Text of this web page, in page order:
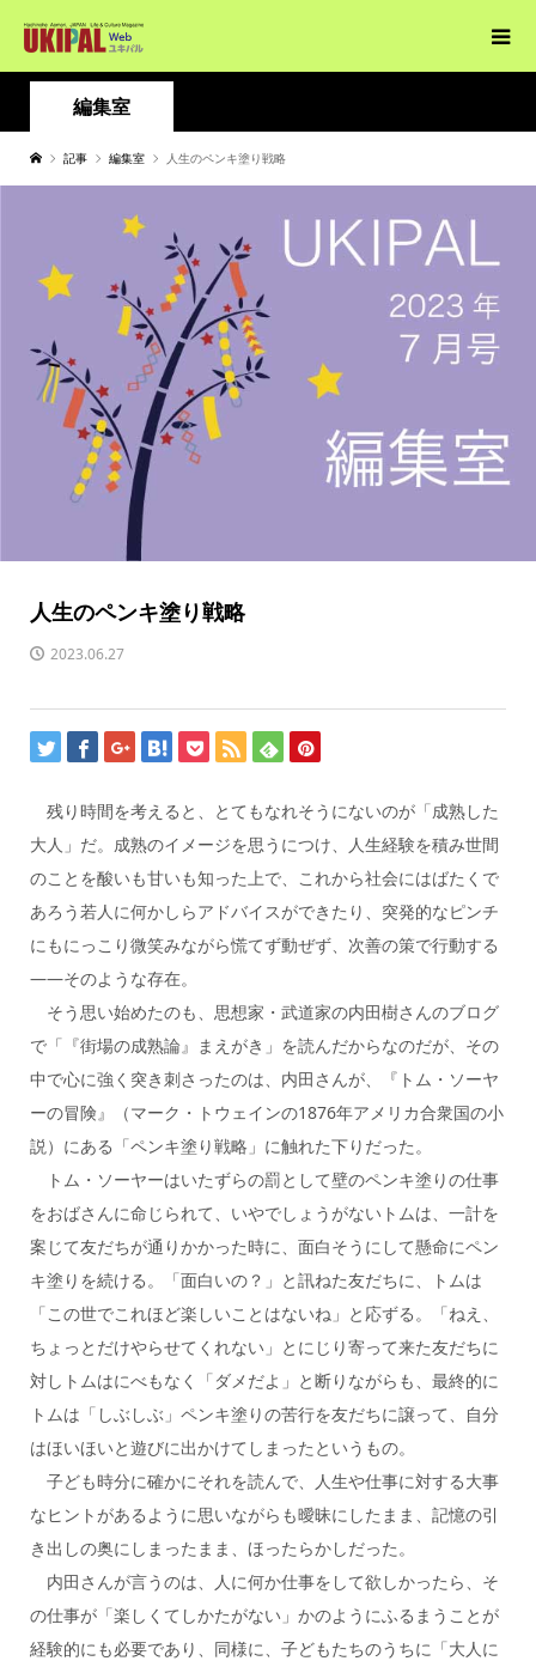
編集室
記事 編集室 人生のペンキ塗り戦略
人生のペンキ塗り戦略
2023.06.27
残り時間を考えると、とてもなれそうにないのが「成熟した
大人」だ。成熟のイメージを思うにつけ、人生経験を積み世間
のことを酸いも甘いも知った上で、これから社会にはばたくで
あろう若人に何かしらアドバイスができたり、突発的なピンチ
にもにっこり微笑みながら慌てず動ぜず、次善の策で行動する
――そのような存在。
そう思い始めたのも、思想家・武道家の内田樹さんのブログ
で「『街場の成熟論』まえがき」を読んだからなのだが、その
中で心に強く突き刺さったのは、内田さんが、『トム・ソーヤ
ーの冒険』（マーク・トウェインの1876年アメリカ合衆国の小
説）にある「ペンキ塗り戦略」に触れた下りだった。
トム・ソーヤーはいたずらの罰として壁のペンキ塗りの仕事
をおばさんに命じられて、いやでしょうがないトムは、一計を
案じて友だちが通りかかった時に、面白そうにして懸命にペン
キ塗りを続ける。「面白いの？」と訊ねた友だちに、トムは
「この世でこれほど楽しいことはないね」と応ずる。「ねえ、
ちょっとだけやらせてくれない」とにじり寄って来た友だちに
対しトムはにべもなく「ダメだよ」と断りながらも、最終的に
トムは「しぶしぶ」ペンキ塗りの苦行を友だちに譲って、自分
はほいほいと遊びに出かけてしまったというもの。
子ども時分に確かにそれを読んで、人生や仕事に対する大事
なヒントがあるように思いながらも曖昧にしたまま、記憶の引
き出しの奥にしまったまま、ほったらかしだった。
内田さんが言うのは、人に何か仕事をして欲しかったら、そ
の仕事が「楽しくてしかたがない」かのようにふるまうことが
経験的にも必要であり、同様に、子どもたちのうちに「大人に